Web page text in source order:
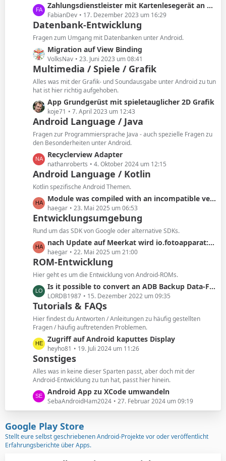
e
B
i
t
r
ä
g
e
L
e
t
z
e
B
i
r
ä
g
e
Zahlungsdienstleister mit Kartenlesegerät an eigene Android App anbinden
FabianDev 17. Dezember 2023 um 16:29
Datenbank-Entwicklung
Fragen zum Umgang mit Datenbanken unter Android.
L
e
t
z
t
e
B
e
i
t
ä
g
e
Migration auf View Binding
VolksNav 23. Juni 2023 um 08:41
Multimedia / Spiele / Grafik
Alles was mit der Grafik- und Soundausgabe unter Android zu tun
hat ist hier richtig aufgehoben.
L
e
t
z
t
e
B
e
i
r
ä
g
e
App Grundgerüst mit spieletauglicher 2D Grafik
koje71 7. April 2023 um 12:43
Android Language / Java
Fragen zur Programmiersprache Java - auch spezielle Fragen zu
den Besonderheiten unter Android.
L
e
t
z
e
B
i
t
r
ä
g
e
Recyclerview Adapter
nathanroberts 4. Oktober 2024 um 12:15
Android Language / Kotlin
Kotlin spezifische Android Themen.
L
e
t
z
e
B
i
t
r
ä
g
e
Module was compiled with an incompatible version of Kotlin. The binary version of its metadata is 1.9.9999, expected version is 1.7.1.
haegar 23. Mai 2025 um 06:53
Entwicklungsumgebung
Rund um das SDK von Google oder alternative SDKs.
L
e
t
z
e
B
i
r
ä
g
e
nach Update auf Meerkat wird io.fotoapparat:fotoapparat:2.7.0 nicht mehr gefunden
haegar 22. Mai 2025 um 21:00
ROM-Entwicklung
Hier geht es um die Entwicklung von Android-ROMs.
L
e
t
z
t
e
B
e
i
t
ä
Is it possible to convert an ADB Backup Data-File (.ab) into a mountable imagefile or something like a .rar/.zip/etc...?
LORDB1987 15. Dezember 2022 um 09:35
Tutorials & FAQs
Hier findest du Antworten / Anleitungen zu häufig gestellten
Fragen / häufig auftretenden Problemen.
L
e
t
z
t
e
B
e
t
r
ä
Zugriff auf Android kaputtes Display
heyho81 19. Juli 2024 um 11:26
Sonstiges
Alles was in keine dieser Sparten passt, aber doch mit der
Android-Entwicklung zu tun hat, passt hier hinein.
L
e
t
t
e
Android App zu XCode umwandeln
SebaAndroidHam2024 27. Februar 2024 um 09:19
Google Play Store
Stellt eure selbst geschriebenen Android-Projekte vor oder veröffentlicht
Erfahrungsberichte über Apps.